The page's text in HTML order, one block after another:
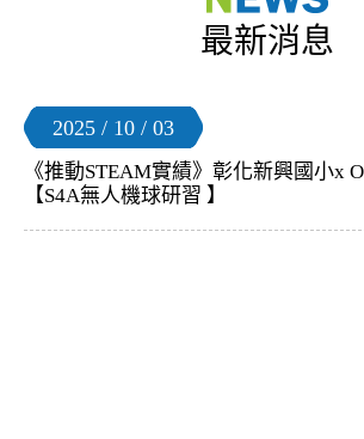
最新消息
2025 / 10 / 03
《推動STEAM實績》彰化新興國小x
【S4A無人機球研習 】